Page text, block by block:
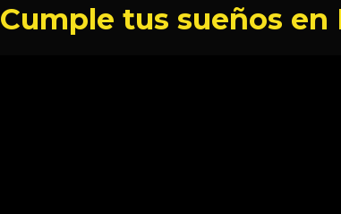
Cumple tus sueños en